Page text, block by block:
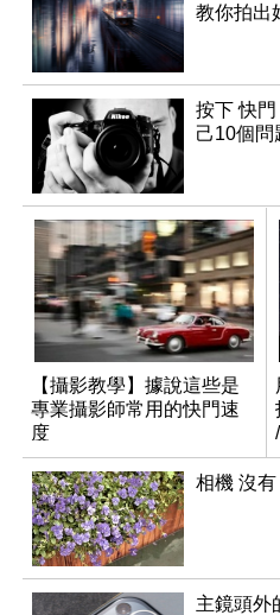
教你拍出
按下 快
己10個問
【攝影教學】據說這些是
專業攝影師常用的快門速
度
相機 沒有
主鏡頭外